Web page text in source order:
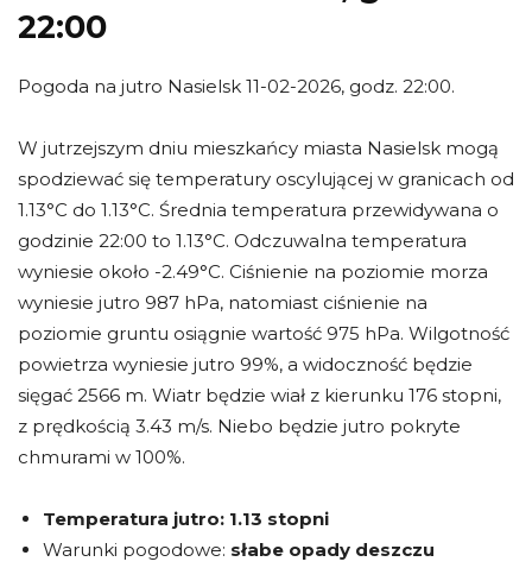
22:00
Pogoda na jutro Nasielsk 11-02-2026, godz. 22:00.
W jutrzejszym dniu mieszkańcy miasta Nasielsk mogą
spodziewać się temperatury oscylującej w granicach od
1.13°C do 1.13°C. Średnia temperatura przewidywana o
godzinie 22:00 to 1.13°C. Odczuwalna temperatura
wyniesie około -2.49°C. Ciśnienie na poziomie morza
wyniesie jutro 987 hPa, natomiast ciśnienie na
poziomie gruntu osiągnie wartość 975 hPa. Wilgotność
powietrza wyniesie jutro 99%, a widoczność będzie
sięgać 2566 m. Wiatr będzie wiał z kierunku 176 stopni,
z prędkością 3.43 m/s. Niebo będzie jutro pokryte
chmurami w 100%.
Temperatura jutro: 1.13 stopni
Warunki pogodowe: słabe opady deszczu